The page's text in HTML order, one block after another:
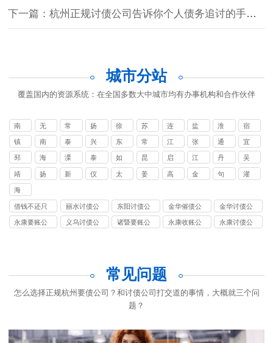
下一篇：杭州正规讨债公司告诉你个人债务追讨的手段有哪些
城市分站
覆盖国内的资源系统：在全国多数大中城市均有办事机构和合作伙伴
南
京
讨
债
公
司
无
锡
要
账
公
常
州
讨
债
公
扬
州
徐
州
苏
州
讨
债
公
连
云
港
盐
城
淮
安
宿
迁
镇
江
南
通
泰
州
兴
化
东
台
常
熟
追
债
司
江
阴
讨
债
司
张
家
港
通
州
宜
兴
邳
州
海
门
溧
阳
泰
兴
如
皋
昆
山
公
司
启
东
江
都
丹
阳
吴
江
靖
江
扬
新
仪
太
姜
高
金
句
灌
海
安
借钱不还只
有转帐记录
丽水讨债公
司
东阳讨债公
司
金华催债公
司
金华讨债公
司
永康要账公
义乌讨债公
诸暨要账公
永康收账公
永康讨债公
常见问题
怎么选择正规杭州要债公司？和讨债公司打交道的事情，大概就三个问
题？